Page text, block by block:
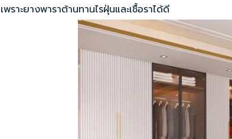
ราะยางพาราต้านทานไรฝุ่นและเชื้อราได้ดี